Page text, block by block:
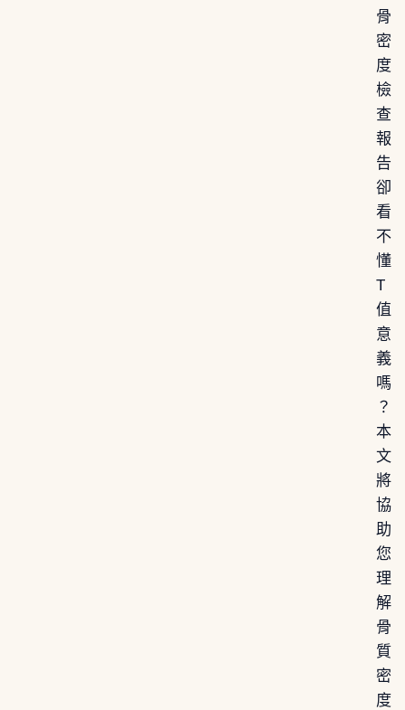
骨
密
度
檢
查
報
告
卻
看
不
懂
T
值
意
義
嗎
？
本
文
將
協
助
您
理
解
骨
質
密
度